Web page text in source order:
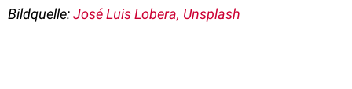
Bildquelle:José Luis Lobera, Unsplash